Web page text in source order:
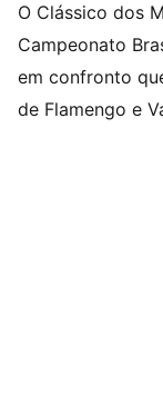
O Clássico dos Milhões pela 14ª rodada do
Campeonato
em confronto
de Flamengo e